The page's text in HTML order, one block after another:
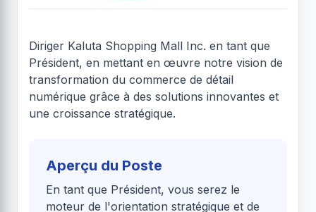
Diriger Kaluta Shopping Mall Inc. en tant que
Président, en mettant en œuvre notre vision de
transformation du commerce de détail
numérique grâce à des solutions innovantes et
une croissance stratégique.
Aperçu du Poste
En tant que Président, vous serez le
moteur de l'orientation stratégique et de